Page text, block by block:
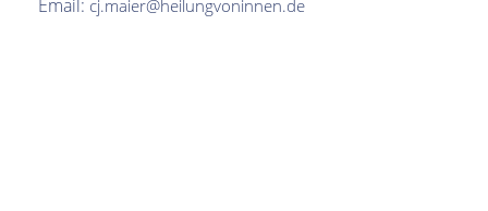
Email: cj.maier@heilungvoninnen.de